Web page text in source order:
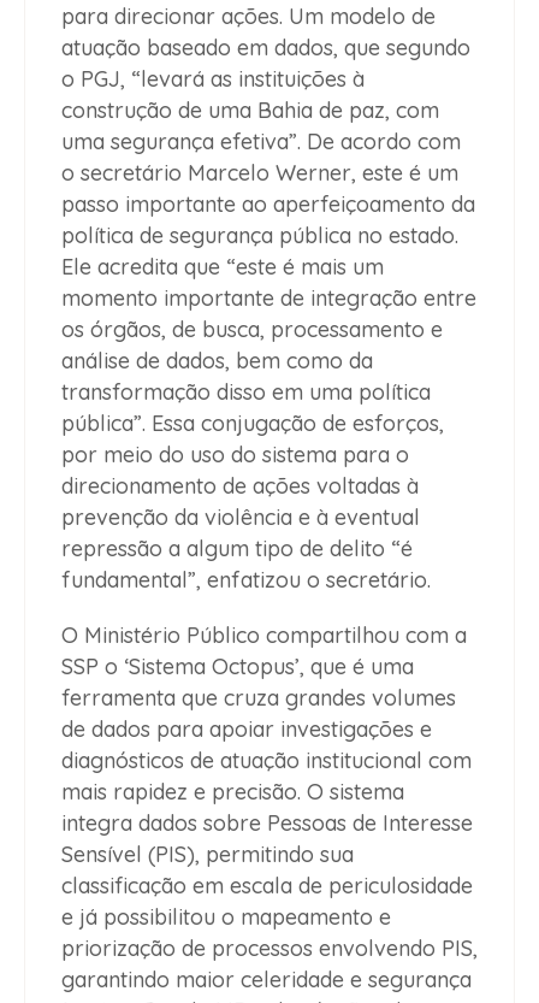
para direcionar ações. Um modelo de
atuação baseado em dados, que segundo
o PGJ, “levará as instituições à
construção de uma Bahia de paz, com
uma segurança efetiva”. De acordo com
o secretário Marcelo Werner, este é um
passo importante ao aperfeiçoamento da
política de segurança pública no estado.
Ele acredita que “este é mais um
momento importante de integração entre
os órgãos, de busca, processamento e
análise de dados, bem como da
transformação disso em uma política
pública”. Essa conjugação de esforços,
por meio do uso do sistema para o
direcionamento de ações voltadas à
prevenção da violência e à eventual
repressão a algum tipo de delito “é
fundamental”, enfatizou o secretário.
O Ministério Público compartilhou com a
SSP o ‘Sistema Octopus’, que é uma
ferramenta que cruza grandes volumes
de dados para apoiar investigações e
diagnósticos de atuação institucional com
mais rapidez e precisão. O sistema
integra dados sobre Pessoas de Interesse
Sensível (PIS), permitindo sua
classificação em escala de periculosidade
e já possibilitou o mapeamento e
priorização de processos envolvendo PIS,
garantindo maior celeridade e segurança